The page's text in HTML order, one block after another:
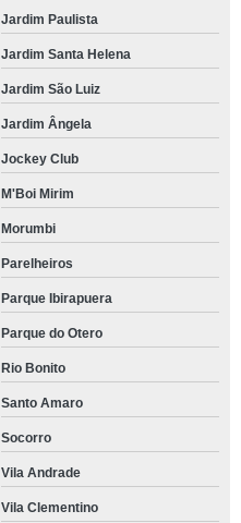
Jardim Paulista
Jardim Santa Helena
Jardim São Luiz
Jardim Ângela
Jockey Club
M'Boi Mirim
Morumbi
Parelheiros
Parque Ibirapuera
Parque do Otero
Rio Bonito
Santo Amaro
Socorro
Vila Andrade
Vila Clementino